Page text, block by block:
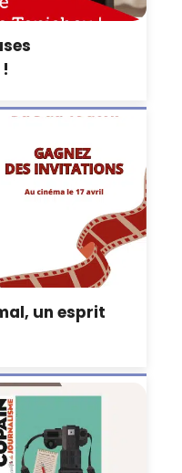
un esprit